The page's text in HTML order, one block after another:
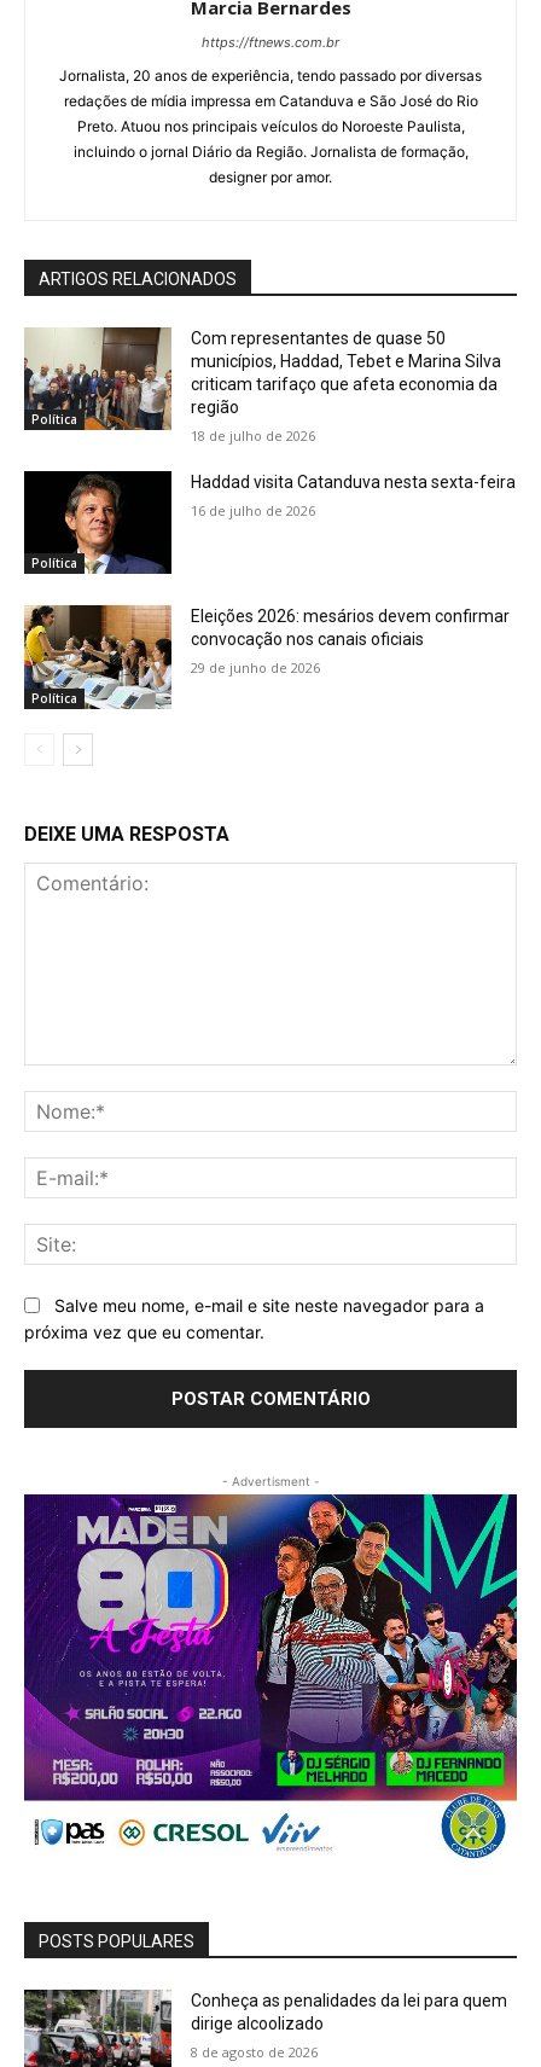
Marcia Bernardes
https://ftnews.com.br
Jornalista, 20 anos de experiência, tendo passado por diversas
redações de mídia impressa em Catanduva e São José do Rio
Preto. Atuou nos principais veículos do Noroeste Paulista,
incluindo o jornal Diário da Região. Jornalista de formação,
designer por amor.
ARTIGOS RELACIONADOS
Política
Com representantes de quase 50
municípios, Haddad, Tebet e Marina Silva
criticam tarifaço que afeta economia da
região
18 de julho de 2026
Política
Haddad visita Catanduva nesta sexta-feira
16 de julho de 2026
Política
Eleições 2026: mesários devem confirmar
convocação nos canais oficiais
29 de junho de 2026
DEIXE UMA RESPOSTA
Salve meu nome, e-mail e site neste navegador para a
próxima vez que eu comentar.
- Advertisment -
POSTS POPULARES
Conheça as penalidades da lei para quem
dirige alcoolizado
8 de agosto de 2026